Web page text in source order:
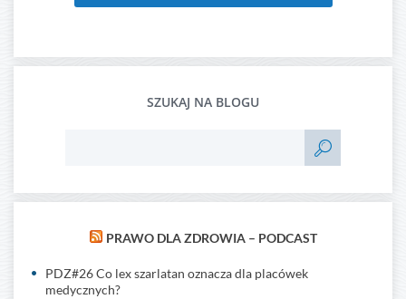
SZUKAJ NA BLOGU
PRAWO DLA ZDROWIA – PODCAST
PDZ#26 Co lex szarlatan oznacza dla placówek
medycznych?